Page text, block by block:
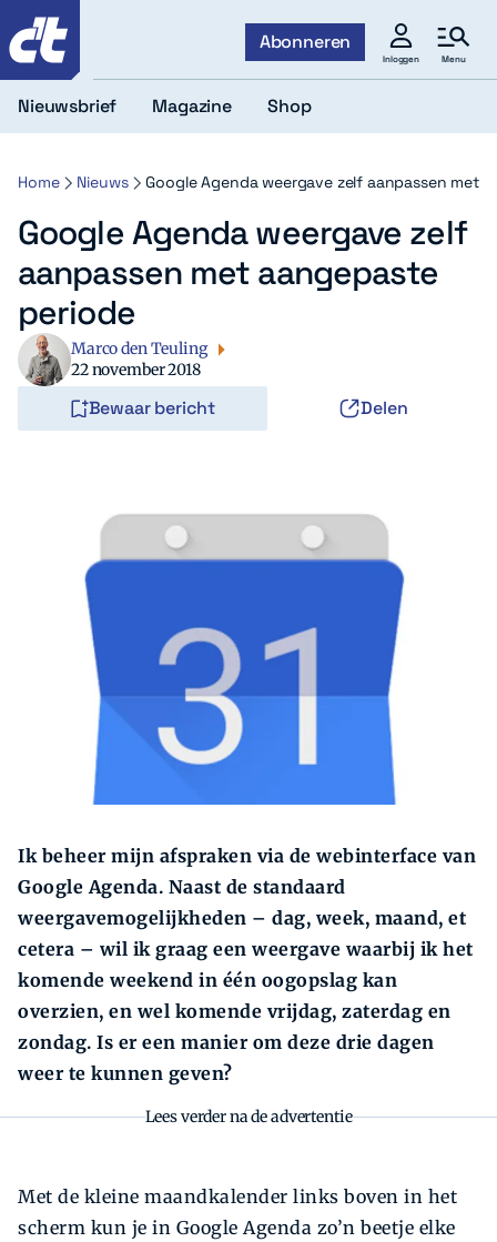
Abonneren
Inloggen Menu
Nieuwsbrief Magazine Shop
Home Nieuws Google Agenda weergave zelf aanpassen met
Google Agenda weergave zelf
aanpassen met aangepaste
periode
Marco den Teuling
22 november 2018
Bewaar bericht Delen
Ik beheer mijn afspraken via de web­interface van
Google Agenda. Naast de standaard
weergavemogelijkheden – dag, week, maand, et
cetera – wil ik graag een weergave waarbij ik het
komende weekend in één oogopslag kan
overzien, en wel komende vrijdag, zaterdag en
zondag. Is er een manier om deze drie dagen
weer te kunnen geven?
Lees verder na de advertentie
Met de kleine maandkalender links boven in het
scherm kun je in Google Agenda zo’n beetje elke